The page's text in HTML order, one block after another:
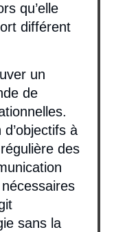
qu’elle
différent
un
de
à
des
sans la